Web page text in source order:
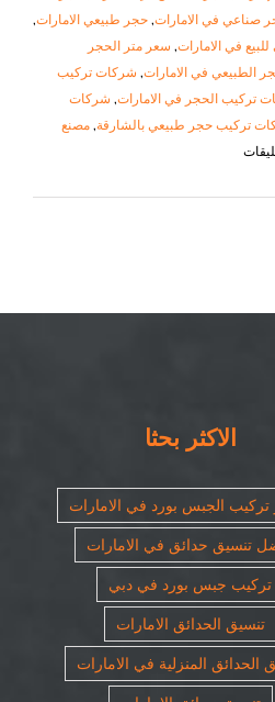
صناعي في الامارات, حجر طبيعي الامارات,
في الامارات, سعر متر الحجر
الطبيعي في الامارات, شركات تركيب
تركيب الحجر في الامارات, شركات
تركيب حجر طبيعي بالشارقة, مصنع
على
حجر
الاكثر بحثا
تركيب الجبس بورد في الامارات
تنسيق حدائق في الامارات
تركيب جبس بورد في دبي
تنسيق الحدائق الامارات
الحدائق المنزلية في الامارات